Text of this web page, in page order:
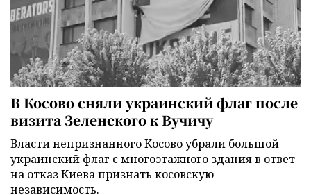
В Косово сняли украинский флаг после
визита Зеленского к Вучичу
Власти непризнанного Косово убрали большой
украинский флаг с многоэтажного здания в ответ
на отказ Киева признать косовскую
независимость.